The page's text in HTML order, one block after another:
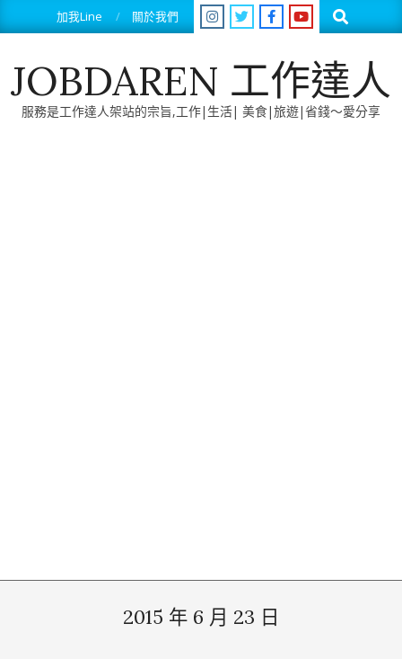
to
加我Line 關於我們 Search
JOBDAREN 工作達人
服務是工作達人架站的宗旨,工作|生活| 美食|旅遊|省錢～愛分享
2015 年 6 月 23 日